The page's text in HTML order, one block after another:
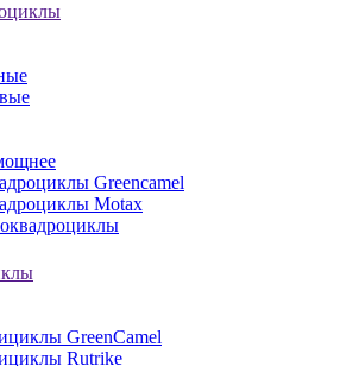
Greencamel
Motax
GreenCamel
Rutrike